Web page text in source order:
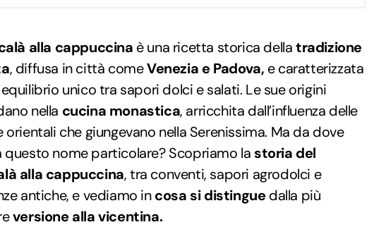
alla cappuccina è una ricetta storica dellatradizione
, diffusa in città comeVenezia e Padova, e caratterizzata
unico tra sapori dolci e salati. Le sue origini
nella cucina monastica, arricchita dall’influenza delle
orientali che giungevano nella Serenissima. Ma da dove
questo nome particolare? Scopriamo la storia del
alla cappuccina, tra conventi, sapori agrodolci e
antiche, e vediamo incosa si distinguedalla più
versione alla vicentina.